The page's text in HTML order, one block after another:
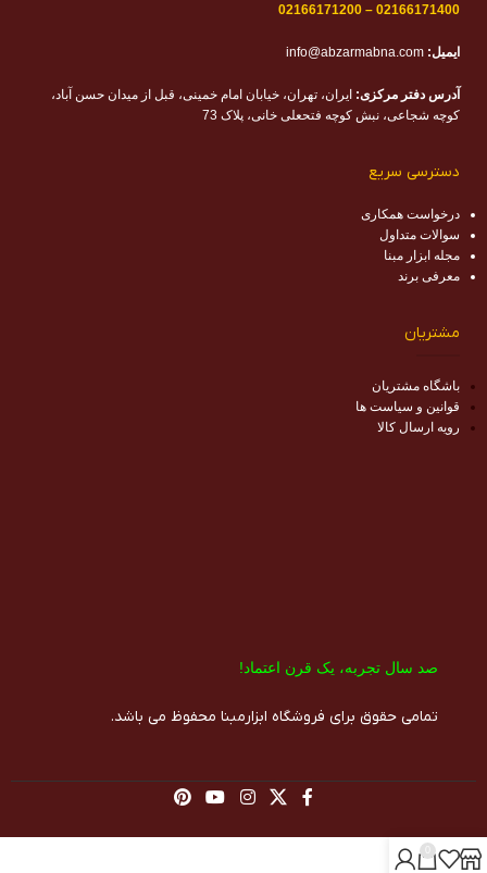
02166171400
–
02166171200
ایمیل: info@abzarmabna.com
آدرس دفتر مرکزی: ایران، تهران، خیابان امام خمینی، قبل از میدان حسن آباد،
کوچه شجاعی، نبش کوچه فتحعلی خانی، پلاک 73
دسترسی سریع
درخواست همکاری
سوالات متداول
مجله ابزار مبنا
معرفی برند
مشتریان
باشگاه مشتریان
قوانین و سیاست ها
رویه ارسال کالا
صد سال تجربه، یک قرن اعتماد!​
تمامی حقوق برای فروشگاه ابزارمبنا محفوظ می باشد.